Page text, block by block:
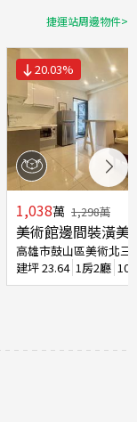
捷運站周邊物件>
20.03%
1,038萬 1,298萬
美術館邊間裝潢美
高雄市鼓山區美術北三
建坪23.64 1房2廳